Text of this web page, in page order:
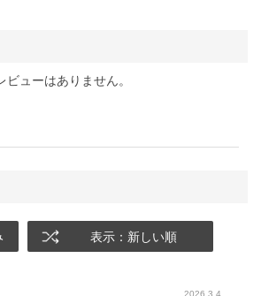
表示：新しい順
2026.3.4
ビューはありません。